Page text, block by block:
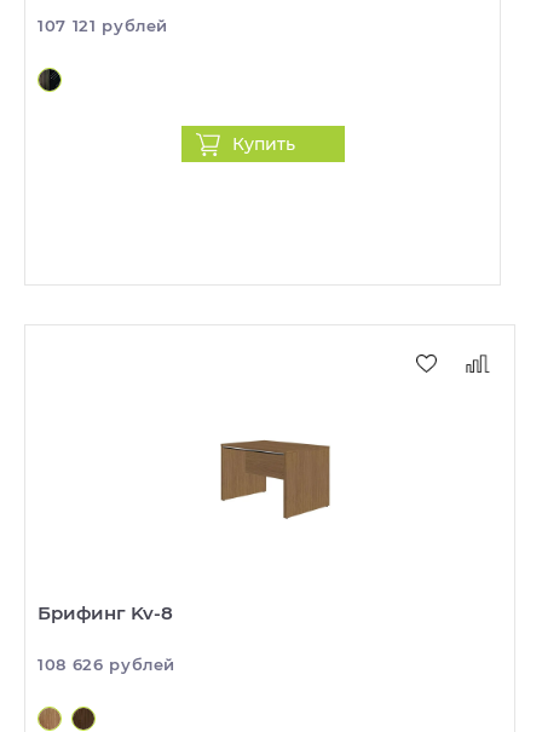
107 121 рублей
Купить
Брифинг Kv-8
108 626 рублей